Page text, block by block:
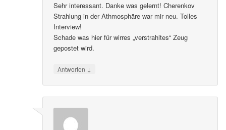
Sehr interessant. Danke was gelernt! Cherenkov
Strahlung in der Athmosphäre war mir neu. Tolles
Interview!
Schade was hier für wirres „verstrahltes“ Zeug
gepostet wird.
Antworten ↓